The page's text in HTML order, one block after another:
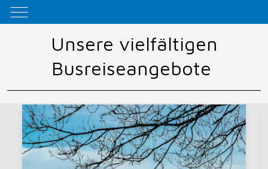
Mobile Menu Toggle
Unsere vielfältigen
Busreiseangebote